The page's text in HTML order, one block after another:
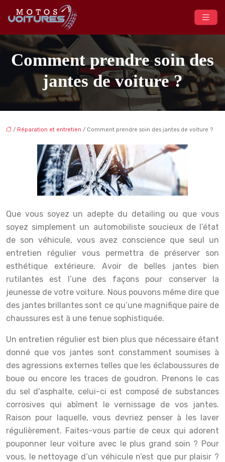
Comment prendre soin des
jantes de voiture ?
/ Réparation et entretien / Comment prendre soin des jantes de voiture ?
Que vous soyez un adepte du detailing ou que vous
soyez simplement un automobiliste soucieux de l’état
de son véhicule, vous avez conscience que seul un
entretien régulier vous permettra de préserver son
esthétique extérieure. Avoir de belles jantes bien
rutilantes est l’une des façons pour conserver la
jeunesse de votre voiture. Nous pouvons même dire que
des jantes brillantes sont ce qu’une magnifique paire de
chaussures est à une tenue sophistiquée.
Un entretien régulier est bien plus que nécessaire étant
donné que vos jantes sont constamment soumises à
des agressions externes telles que les éclaboussures de
boue ou encore les traces de goudron. Prenons le cas
du sel d’asphalte, celui-ci est composé de substances
corrosives qui abîment le vernissage de vos jantes.
Raison pour laquelle, vous devriez penser à les laver
régulièrement. Faites-vous partie de ceux qui adorent
pouponner leur voiture avec le plus grand soin ? Pour
vous, le nettoyage d’un véhicule n’est que pur plaisir ?